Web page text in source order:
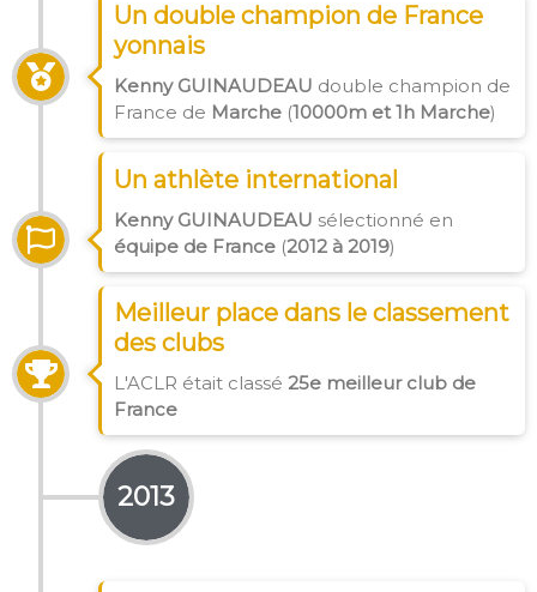
Un double champion de France
yonnais
Kenny GUINAUDEAU double champion de
France de Marche (10000m et 1h Marche)
Un athlète international
Kenny GUINAUDEAU sélectionné en
équipe de France (2012 à 2019)
Meilleur place dans le classement
des clubs
L'ACLR était classé25e meilleur club de
France
2013